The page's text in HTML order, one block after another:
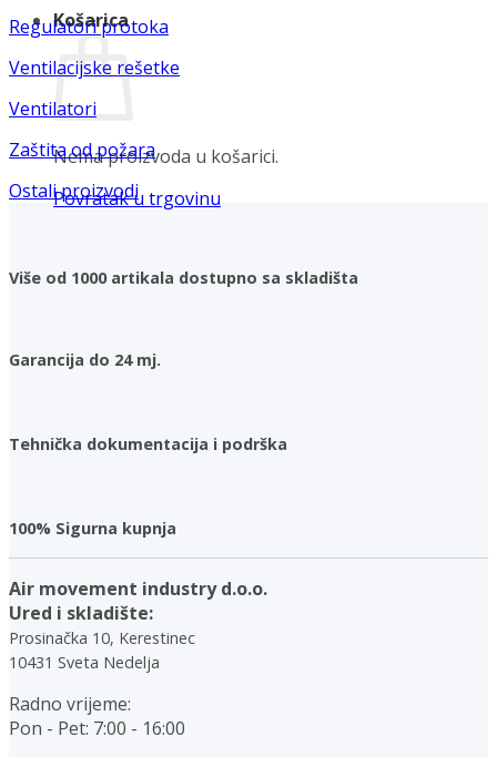
Košarica
Nema proizvoda u košarici.
Povratak u trgovinu
Regulatori protoka
Ventilacijske rešetke
Ventilatori
Zaštita od požara
Ostali proizvodi
Više od 1000 artikala dostupno sa skladišta
Garancija do 24 mj.
Tehnička dokumentacija i podrška
100% Sigurna kupnja
Air movement industry d.o.o.
Ured i skladište:
Prosinačka 10, Kerestinec
10431 Sveta Nedelja
Radno vrijeme:
Pon - Pet: 7:00 - 16:00